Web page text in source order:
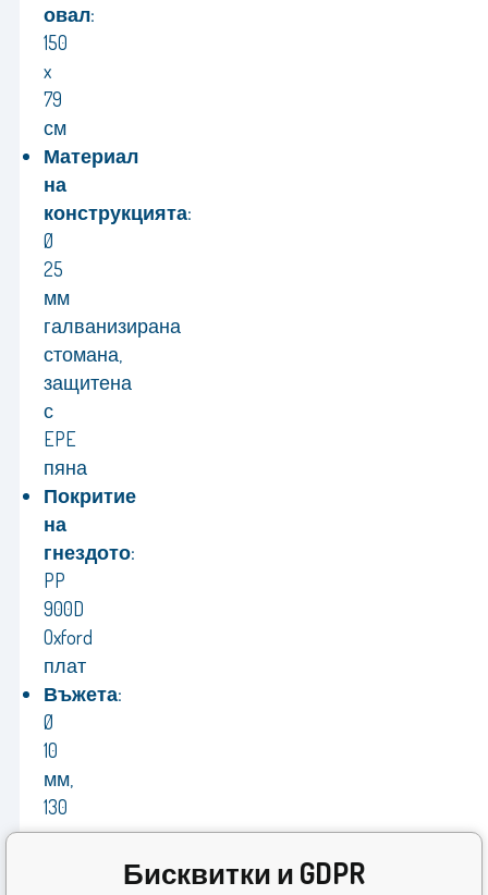
овал:
150
x
79
см
Материал
на
конструкцията:
Ø
25
мм
галванизирана
стомана,
защитена
с
EPE
пяна
Покритие
на
гнездото:
PP
900D
Oxford
плат
Въжета:
Ø
10
мм,
130
см
Товароносимост:
Бисквитки и GDPR